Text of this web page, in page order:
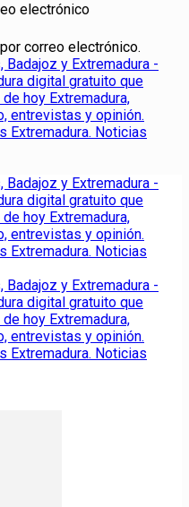
electrónico
correo electrónico.